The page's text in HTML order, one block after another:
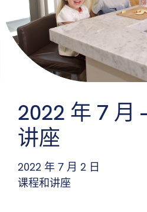
2022 年 7 月
讲座
2022 年 7 月 2 日
课程和讲座